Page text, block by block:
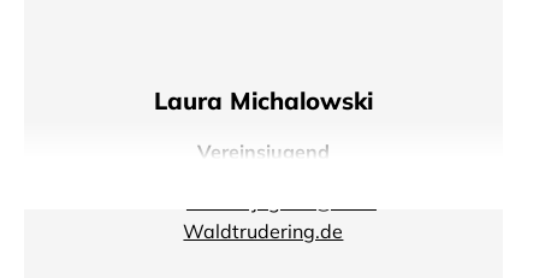
Laura Michalowski
Vereinsjugend
Waldtrudering.de